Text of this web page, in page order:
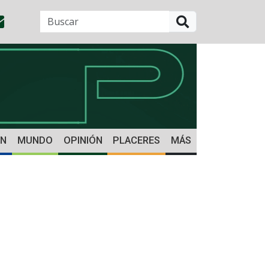
MUNDO OPINIÓN PLACERES MÁS